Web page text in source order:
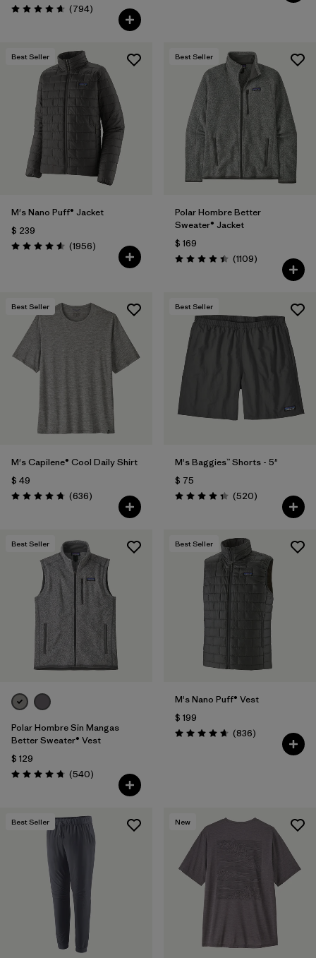
Valoración: 4.7 / 5
(794Comentarios
)
Best Seller
M's Nano Puff® Jacket
$ 239
Valoración: 4.6 / 5
(1956Comentarios
)
Best Seller
Polar Hombre Better
Sweater® Jacket
$ 169
Valoración: 4.4 / 5
(1109Comentarios
)
Best Seller
M's Capilene® Cool Daily Shirt
$ 49
Valoración: 4.7 / 5
(636Comentarios
)
Best Seller
M's Baggies™ Shorts - 5"
$ 75
Valoración: 4.4 / 5
(520Comentarios
)
Best Seller
Polar Hombre Sin Mangas
Better Sweater® Vest
$ 129
Valoración: 4.8 / 5
(540Comentarios
)
Best Seller
M's Nano Puff® Vest
$ 199
Valoración: 4.7 / 5
(836Comentarios
)
Best Seller New